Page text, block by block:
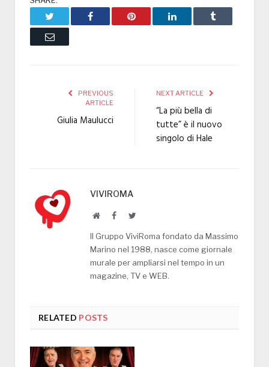
Facebook Pinterest LinkedIn Tumblr
Email
PREVIOUS
ARTICLE
Giulia Maulucci
NEXT ARTICLE
“La più bella di
tutte” è il nuovo
singolo di Hale
VIVIROMA
WebsiteFacebookTwitter
Il Gruppo ViviRoma fondato da Massimo
Marino nel 1988, nasce come giornale
murale per ampliarsi nel tempo in un
magazine, TV e WEB.
RELATED POSTS